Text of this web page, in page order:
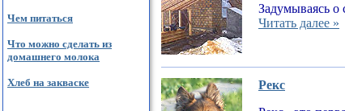
Чем питаться
Что можно сделать из
домашнего молока
Хлеб на закваске
Задумываясь о
Читать далее »
Рекс